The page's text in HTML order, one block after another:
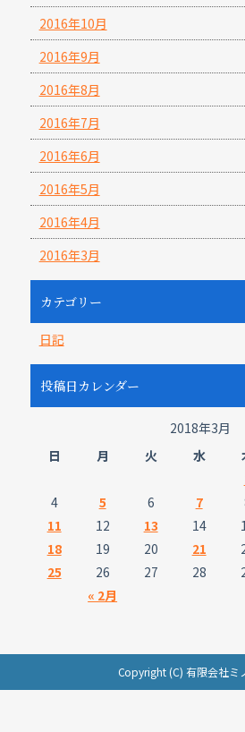
2016年10月
2016年9月
2016年8月
2016年7月
2016年6月
2016年5月
2016年4月
2016年3月
カテゴリー
日記
投稿日カレンダー
2018年3月
日
月 火 水
« 2月
4
5 6 7
11
12 13 14
18
19 20 21
25
26 27 28
Copyright (C) 有限会社ミ